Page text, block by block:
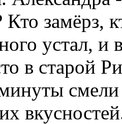
замёрз,
устал, и
в старой